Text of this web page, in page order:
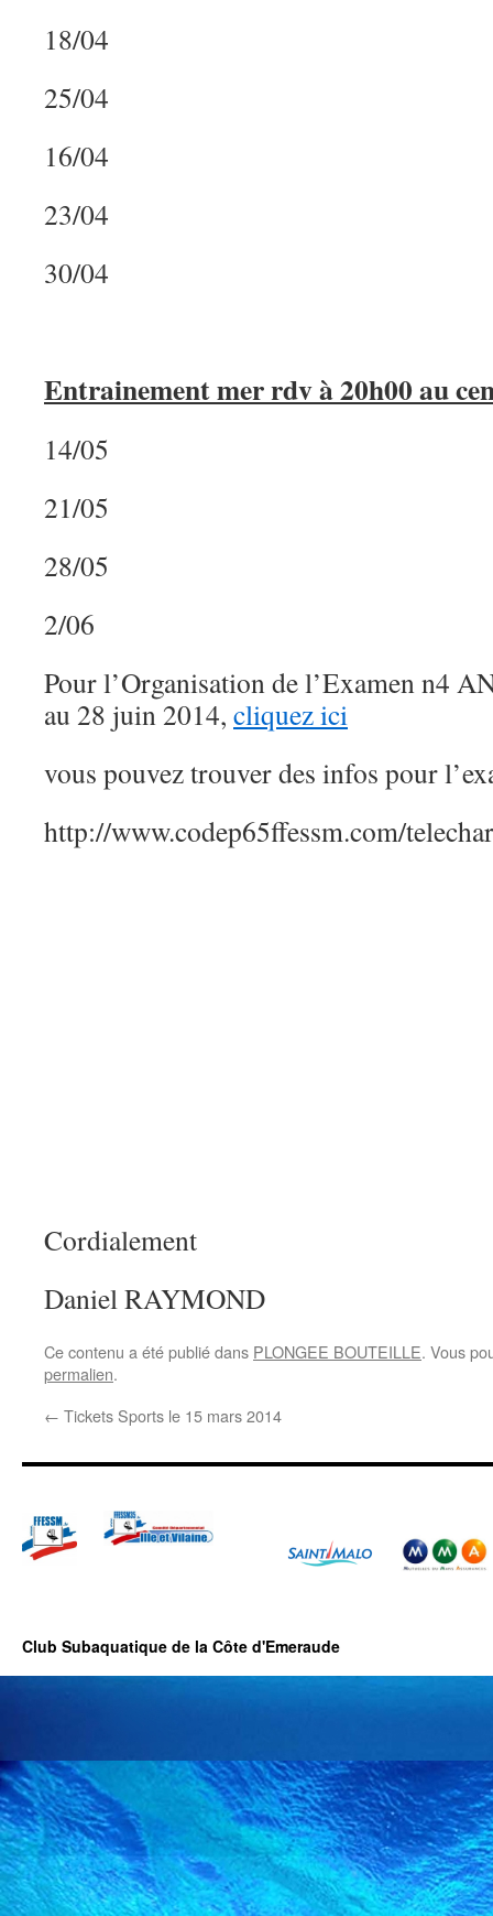
18/04
25/04
16/04
23/04
30/04
Entrainement mer rdv à 20h00 au
14/05
21/05
28/05
2/06
Pour l’Organisation de l’Examen n4
au 28 juin 2014, cliquez ici
vous pouvez trouver des infos pour
http://www.codep65ffessm.com/
Cordialement
Daniel RAYMOND
Ce contenu a été publié dans PLONGEE BOUTEILLE. Vous
permalien.
← Tickets Sports le 15 mars 2014
Club Subaquatique de la Côte d'Emeraude